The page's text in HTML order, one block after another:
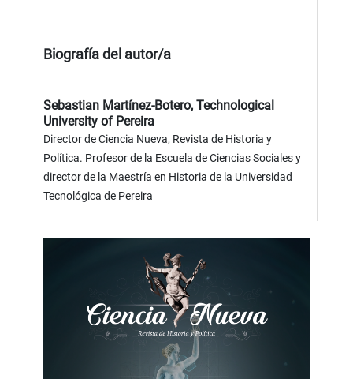
Biografía del autor/a
Sebastian Martínez-Botero,Technological
University of Pereira
Director de Ciencia Nueva, Revista de Historia y
Política. Profesor de la Escuela de Ciencias Sociales y
director de la Maestría en Historia de la Universidad
Tecnológica de Pereira